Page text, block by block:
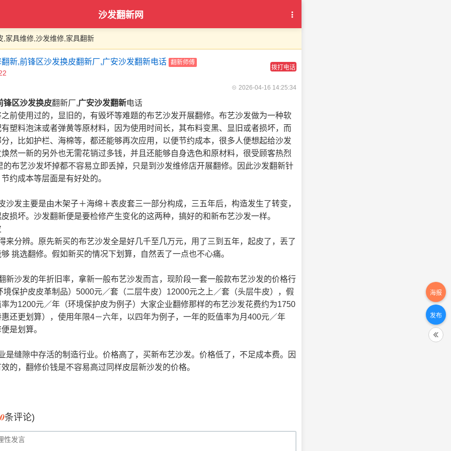
沙发翻新网
,家具维修,沙发维修,家具翻新
新,前锋区沙发换皮翻新厂,广安沙发翻新电话 翻新师傅
拨打电话
2026-04-16 14:25:34
锋区沙发换皮翻新厂,广安沙发翻新电话
前使用过的，显旧的，有毁坏等难题的布艺沙发开展翻修。布艺沙发做为一种软
塑料泡沫或者弹黄等原材料，因为使用时间长，其布料变黑、显旧或者损坏，而
，比如护栏、海棉等，都还能够再次应用，以便节约成本，很多人便想起给沙发
然一新的另外也无需花销过多钱，并且还能够自身选色和原材料，很受顾客热烈
的布艺沙发坏掉都不容易立即丢掉，只是到沙发维修店开展翻修。因此沙发翻新针
约成本等层面是有好处的。
沙发主要是由木架子＋海绵＋表皮套三一部分构成，三五年后，构造发生了转变，
损坏。沙发翻新便是要检修产生变化的这两种，搞好的和新布艺沙发一样。
来分辨。原先新买的布艺沙发全是好几千至几万元，用了三到五年，起皮了，丟了
挑选翻修。假如新买的情况下划算，自然丟了一点也不心痛。
新沙发的年折旧率，拿新一般布艺沙发而言，现阶段一套一般款布艺沙发的价格行
境保护皮皮革制品）5000元／套（二层牛皮）12000元之上／套（头层牛皮），假
为1200元／年（环境保护皮为例子）大家企业翻修那样的布艺沙发花费约为1750
还更划算），使用年限4－六年，以四年为例子，一年的贬值率为月400元／年
是划算。
是缝隙中存活的制造行业。价格高了，买新布艺沙发。价格低了，不足成本费。因
的，翻修价钱是不容易高过同样皮层新沙发的价格。
海报
发布
0条评论)